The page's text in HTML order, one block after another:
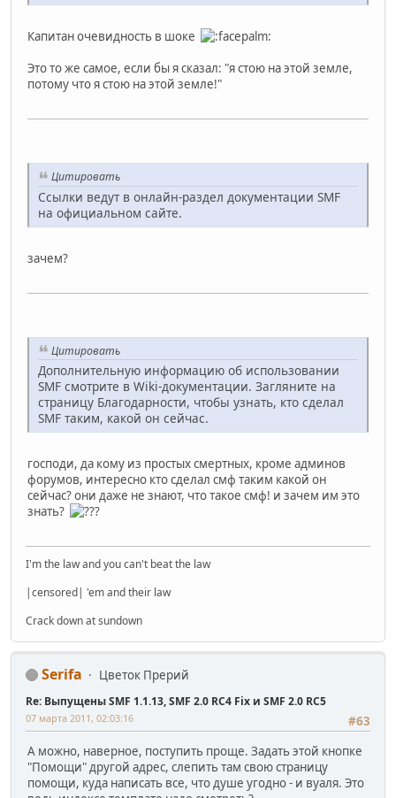
Капитан очевидность в шоке
Это то же самое, если бы я сказал: "я стою на этой земле,
потому что я стою на этой земле!"
Цитировать
Ссылки ведут в онлайн-раздел документации SMF
на официальном сайте.
зачем?
Цитировать
Дополнительную информацию об использовании
SMF смотрите в Wiki-документации. Загляните на
страницу Благодарности, чтобы узнать, кто сделал
SMF таким, какой он сейчас.
господи, да кому из простых смертных, кроме админов
форумов, интересно кто сделал смф таким какой он
сейчас? они даже не знают, что такое смф! и зачем им это
знать?
I'm the law and you can't beat the law
|censored| 'em and their law
Crack down at sundown
Serifa Цветок Прерий
Re: Выпущены SMF 1.1.13, SMF 2.0 RC4 Fix и SMF 2.0 RC5
#63
07 марта 2011, 02:03:16
А можно, наверное, поступить проще. Задать этой кнопке
"Помощи" другой адрес, слепить там свою страницу
помощи, куда написать все, что душе угодно - и вуаля. Это